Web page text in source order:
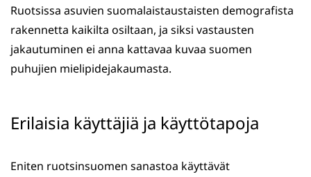
Ruotsissa asuvien suomalaistaustaisten demografista
rakennetta kaikilta osiltaan, ja siksi vastausten
jakautuminen ei anna kattavaa kuvaa suomen
puhujien mielipidejakaumasta.
Erilaisia käyttäjiä ja käyttötapoja
Eniten ruotsinsuomen sanastoa käyttävät